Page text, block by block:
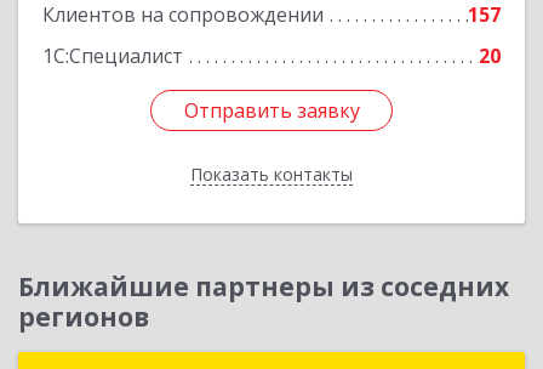
Клиентов на сопровождении
157
1С:Специалист
20
Отправить заявку
Показать контакты
Отправить заявку
Назад
Ближайшие партнеры из соседних
регионов